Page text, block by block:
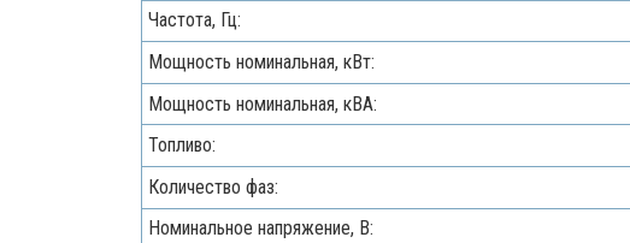
Частота, Гц:
Мощность номинальная, кВт:
Мощность номинальная, кВА:
Топливо:
Количество фаз:
Номинальное напряжение, В: